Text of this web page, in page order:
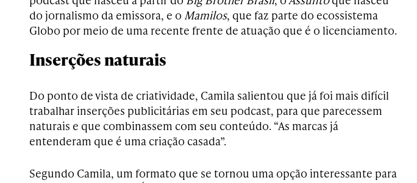
do jornalismo da emissora, e o Mamilos, que faz parte do ecossistema
Globo por meio de uma recente frente de atuação que é o licenciamento.
Inserções naturais
Do ponto de vista de criatividade, Camila salientou que já foi mais difícil
trabalhar inserções publicitárias em seu podcast, para que parecessem
naturais e que combinassem com seu conteúdo. “As marcas já
entenderam que é uma criação casada”.
Segundo Camila, um formato que se tornou uma opção interessante para